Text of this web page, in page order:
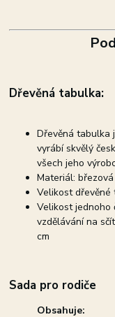
Dřevěná tabulka:
Dřevěná tabulka
vyrábí skvělý
všech jeho
Materiál:
Velikost dřevěné
Velikost jednoho
vzdělávání na
cm
Sada pro rodiče
Obsahuje: